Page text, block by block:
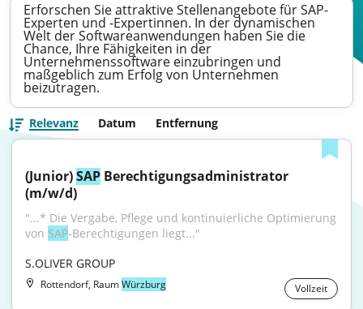
Erforschen Sie attraktive Stellenangebote für SAP-
Experten und -Expertinnen. In der dynamischen
Welt der Softwareanwendungen haben Sie die
Chance, Ihre Fähigkeiten in der
Unternehmenssoftware einzubringen und
maßgeblich zum Erfolg von Unternehmen
beizutragen.
Relevanz Datum Entfernung
(Junior) SAP Berechtigungsadministrator
(m/w/d)
"...‎* Die Vergabe, Pflege und kontinuierliche Optimierung
von SAP‑Berechtigungen liegt..."
S.OLIVER GROUP
Rottendorf, RaumWürzburg Vollzeit